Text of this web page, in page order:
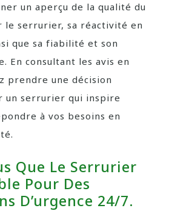
un aperçu de la qualité du
serrurier, sa réactivité en
que sa fiabilité et son
En consultant les avis en
prendre une décision
un serrurier qui inspire
à vos besoins en
Que Le Serrurier
Pour Des
D’urgence 24/7.